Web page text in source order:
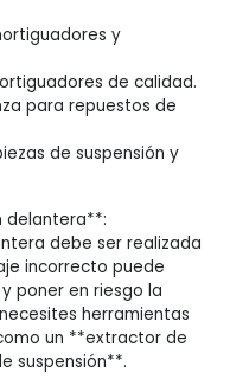
y
de calidad.
para repuestos de
de suspensión y
delantera**:
debe ser realizada
incorrecto puede
poner en riesgo la
herramientas
un **extractor de
suspensión**.